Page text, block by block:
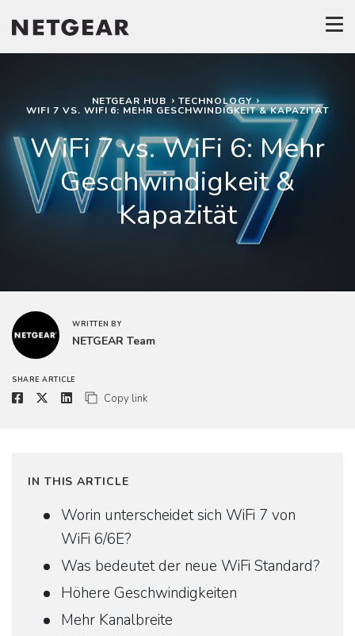
NETGEAR HUB TECHNOLOGY
WIFI 7 VS. WIFI 6: MEHR GESCHWINDIGKEIT & KAPAZITÄT
WiFi 7 vs. WiFi 6: Mehr
Geschwindigkeit &
Kapazität
WRITTEN BY
NETGEAR Team
SHARE ARTICLE
Copy link
IN THIS ARTICLE
Worin unterscheidet sich WiFi 7 von
WiFi 6/6E?
Was bedeutet der neue WiFi Standard?
Höhere Geschwindigkeiten
Mehr Kanalbreite